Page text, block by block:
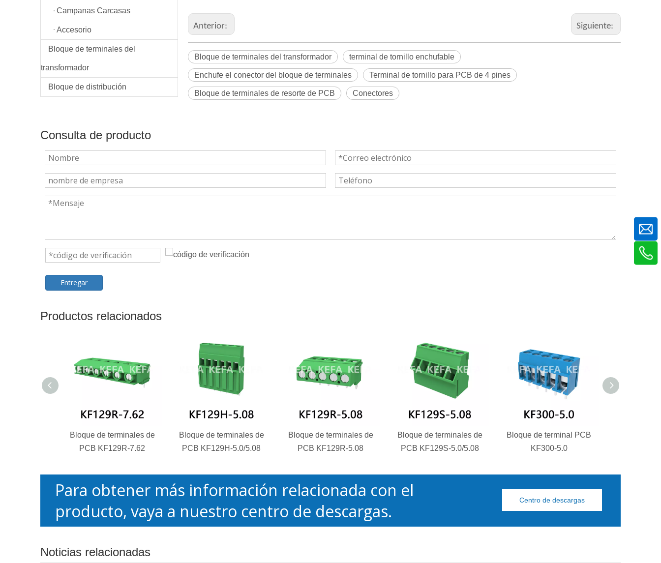
Campanas Carcasas
Accesorio
Bloque de terminales del
transformador
Bloque de distribución
Anterior: Siguiente:
Bloque de terminales del transformador terminal de tornillo enchufable
Enchufe el conector del bloque de terminales Terminal de tornillo para PCB de 4 pines
Bloque de terminales de resorte de PCB Conectores
Consulta de producto
Entregar
Productos relacionados
Bloque de terminales de
PCB KF129R-7.62
Bloque de terminales de
PCB KF129H-5.0/5.08
Bloque de terminales de
PCB KF129R-5.08
Bloque de terminales de
PCB KF129S-5.0/5.08
Bloque de terminal PCB
KF300-5.0
Para obtener más información relacionada con el
producto, vaya a nuestro centro de descargas.
Centro de descargas
Noticias relacionadas